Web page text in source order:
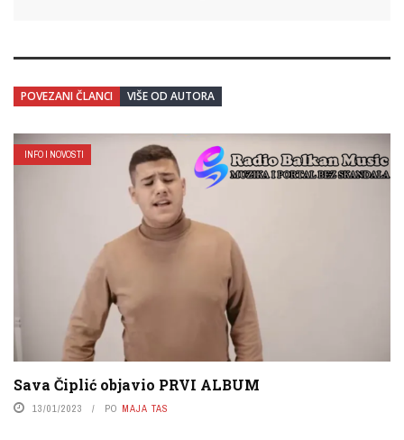
POVEZANI ČLANCI VIŠE OD AUTORA
INFO I NOVOSTI
Sava Čiplić objavio PRVI ALBUM
13/01/2023 PO MAJA TAS